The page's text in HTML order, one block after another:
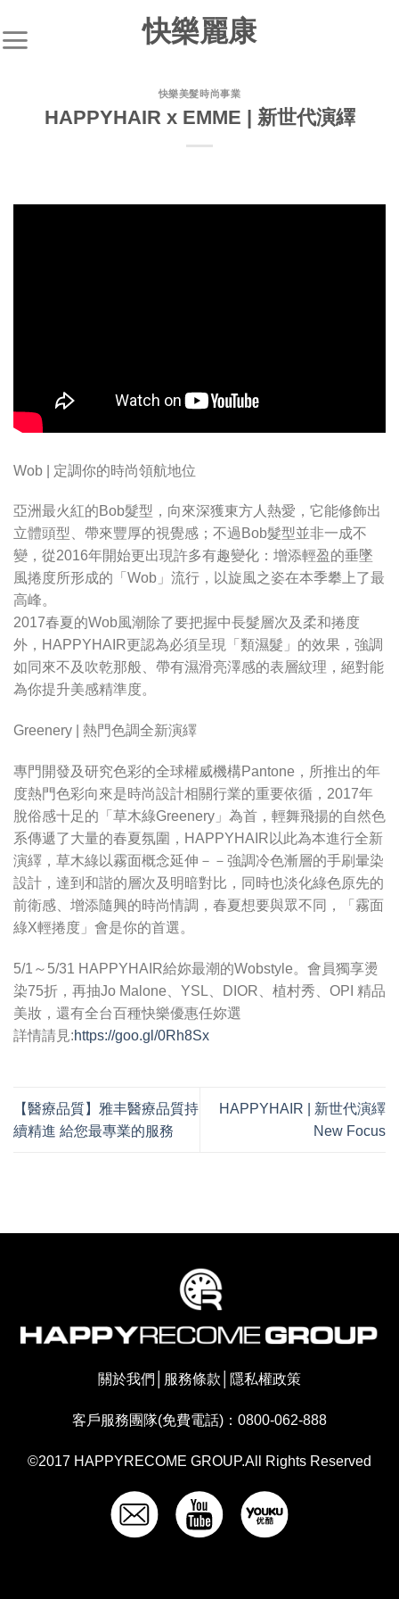
快樂麗康
快樂美髮時尚事業
HAPPYHAIR x EMME | 新世代演繹
Wob | 定調你的時尚領航地位
亞洲最火紅的Bob髮型，向來深獲東方人熱愛，它能修飾出
立體頭型、帶來豐厚的視覺感；不過Bob髮型並非一成不
變，從2016年開始更出現許多有趣變化：增添輕盈的垂墜
風捲度所形成的「Wob」流行，以旋風之姿在本季攀上了最
高峰。
2017春夏的Wob風潮除了要把握中長髮層次及柔和捲度
外，HAPPYHAIR更認為必須呈現「類濕髮」的效果，強調
如同來不及吹乾那般、帶有濕滑亮澤感的表層紋理，絕對能
為你提升美感精準度。
Greenery | 熱門色調全新演繹
專門開發及研究色彩的全球權威機構Pantone，所推出的年
度熱門色彩向來是時尚設計相關行業的重要依循，2017年
脫俗感十足的「草木綠Greenery」為首，輕舞飛揚的自然色
系傳遞了大量的春夏氛圍，HAPPYHAIR以此為本進行全新
演繹，草木綠以霧面概念延伸－－強調冷色漸層的手刷暈染
設計，達到和諧的層次及明暗對比，同時也淡化綠色原先的
前衛感、增添隨興的時尚情調，春夏想要與眾不同，「霧面
綠X輕捲度」會是你的首選。
5/1～5/31 HAPPYHAIR給妳最潮的Wobstyle。會員獨享燙
染75折，再抽Jo Malone、YSL、DIOR、植村秀、OPI 精品
美妝，還有全台百種快樂優惠任妳選
詳情請見:https://goo.gl/0Rh8Sx
【醫療品質】雅丰醫療品質持
續精進 給您最專業的服務
HAPPYHAIR | 新世代演繹
New Focus
關於我們 服務條款 隱私權政策
客戶服務團隊(免費電話)：0800-062-888
©2017 HAPPYRECOME GROUP.All Rights Reserved